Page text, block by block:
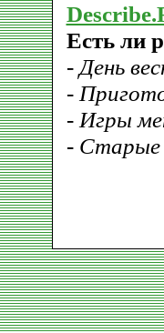
Есть ли
- День
-
- Игры
- Старые